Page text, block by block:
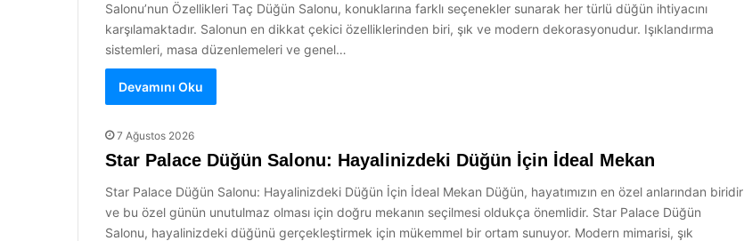
Salonu’nun Özellikleri Taç Düğün Salonu, konuklarına farklı seçenekler sunarak her türlü düğün ihtiyacını
karşılamaktadır. Salonun en dikkat çekici özelliklerinden biri, şık ve modern dekorasyonudur. Işıklandırma
sistemleri, masa düzenlemeleri ve genel…
Devamını Oku
7 Ağustos 2026
Star Palace Düğün Salonu: Hayalinizdeki Düğün İçin İdeal Mekan
Star Palace Düğün Salonu: Hayalinizdeki Düğün İçin İdeal Mekan Düğün, hayatımızın en özel anlarından biridir
ve bu özel günün unutulmaz olması için doğru mekanın seçilmesi oldukça önemlidir. Star Palace Düğün
Salonu, hayalinizdeki düğünü gerçekleştirmek için mükemmel bir ortam sunuyor. Modern mimarisi, şık